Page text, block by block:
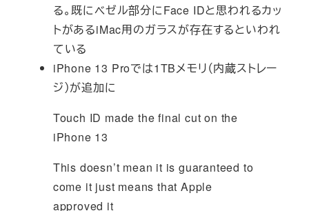
る。既にベゼル部分にFace IDと思われるカッ
トがあるiMac用のガラスが存在するといわれ
ている
iPhone 13 Proでは1TBメモリ（内蔵ストレー
ジ）が追加に
Touch ID made the final cut on the
iPhone 13
This doesn’t mean it is guaranteed to
come it just means that Apple
approved it